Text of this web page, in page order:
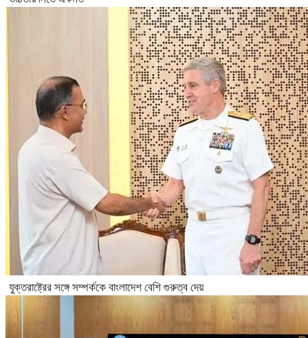
যুক্তরাষ্ট্রের সঙ্গে সম্পর্ককে বাংলাদেশ বেশি গুরুত্ব দেয়